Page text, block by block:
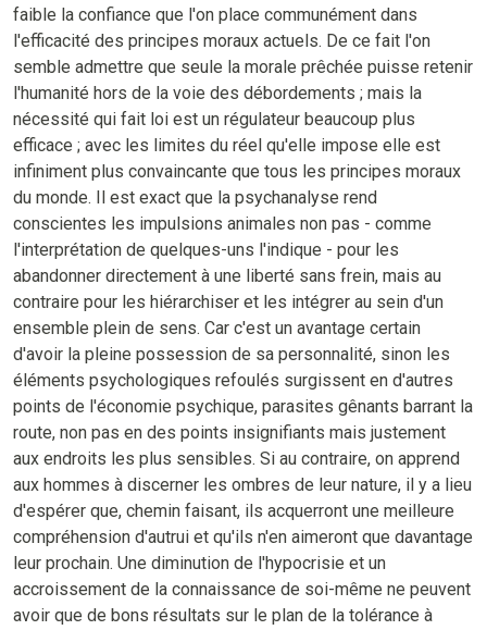
faible la confiance que l'on place communément dans
l'efficacité des principes moraux actuels. De ce fait l'on
semble admettre que seule la morale prêchée puisse retenir
l'humanité hors de la voie des débordements ; mais la
nécessité qui fait loi est un régulateur beaucoup plus
efficace ; avec les limites du réel qu'elle impose elle est
infiniment plus convaincante que tous les principes moraux
du monde. Il est exact que la psychanalyse rend
conscientes les impulsions animales non pas - comme
l'interprétation de quelques-uns l'indique - pour les
abandonner directement à une liberté sans frein, mais au
contraire pour les hiérarchiser et les intégrer au sein d'un
ensemble plein de sens. Car c'est un avantage certain
d'avoir la pleine possession de sa personnalité, sinon les
éléments psychologiques refoulés surgissent en d'autres
points de l'économie psychique, parasites gênants barrant la
route, non pas en des points insignifiants mais justement
aux endroits les plus sensibles. Si au contraire, on apprend
aux hommes à discerner les ombres de leur nature, il y a lieu
d'espérer que, chemin faisant, ils acquerront une meilleure
compréhension d'autrui et qu'ils n'en aimeront que davantage
leur prochain. Une diminution de l'hypocrisie et un
accroissement de la connaissance de soi-même ne peuvent
avoir que de bons résultats sur le plan de la tolérance à